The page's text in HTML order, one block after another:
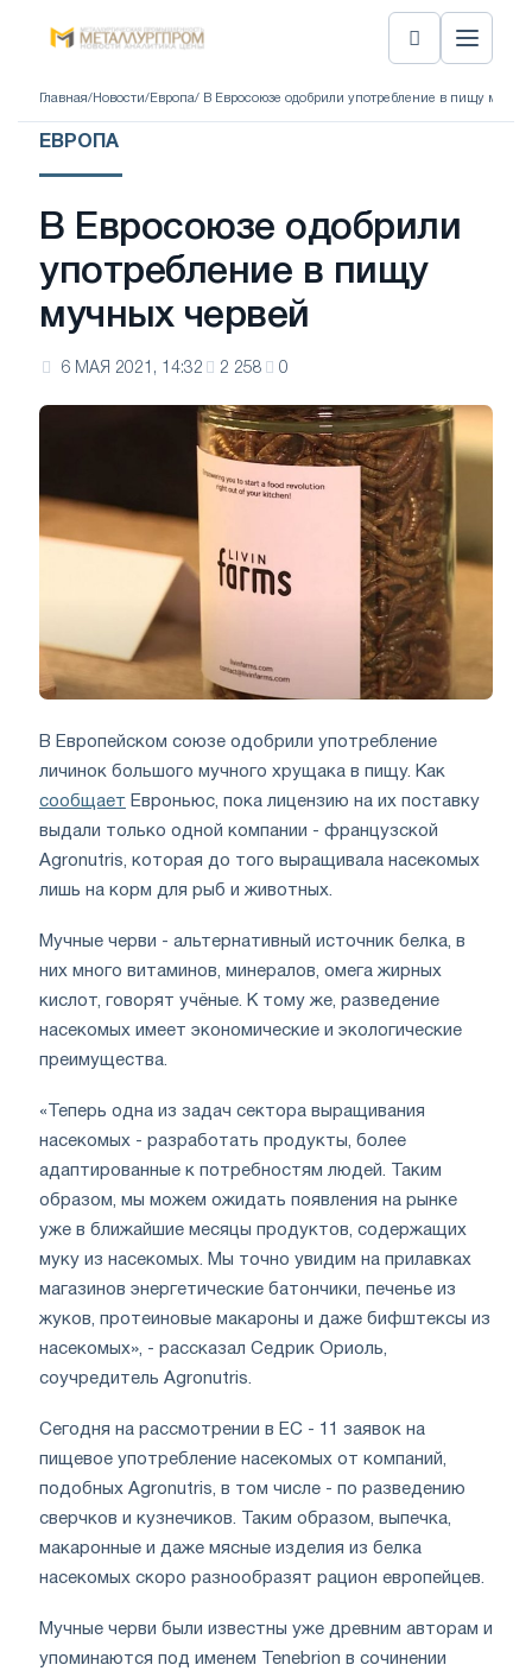
Главная/ Новости/ Европа/ В Евросоюзе одобрили употребление в пищу
ЕВРОПА
В Евросоюзе одобрили
употребление в пищу
мучных червей
6 МАЯ 2021, 14:32 2 258 0
В Европейском союзе одобрили употребление
личинок большого мучного хрущака в пищу. Как
сообщает Евроньюс, пока лицензию на их поставку
выдали только одной компании - французской
Agronutris, которая до того выращивала насекомых
лишь на корм для рыб и животных.
Мучные черви - альтернативный источник белка, в
них много витаминов, минералов, омега жирных
кислот, говорят учёные. К тому же, разведение
насекомых имеет экономические и экологические
преимущества.
«Теперь одна из задач сектора выращивания
насекомых - разработать продукты, более
адаптированные к потребностям людей. Таким
образом, мы можем ожидать появления на рынке
уже в ближайшие месяцы продуктов, содержащих
муку из насекомых. Мы точно увидим на прилавках
магазинов энергетические батончики, печенье из
жуков, протеиновые макароны и даже бифштексы из
насекомых», - рассказал Седрик Ориоль,
соучредитель Agronutris.
Сегодня на рассмотрении в ЕС - 11 заявок на
пищевое употребление насекомых от компаний,
подобных Agronutris, в том числе - по разведению
сверчков и кузнечиков. Таким образом, выпечка,
макаронные и даже мясные изделия из белка
насекомых скоро разнообразят рацион европейцев.
Мучные черви были известны уже древним авторам и
упоминаются под именем Tenebrion в сочинении